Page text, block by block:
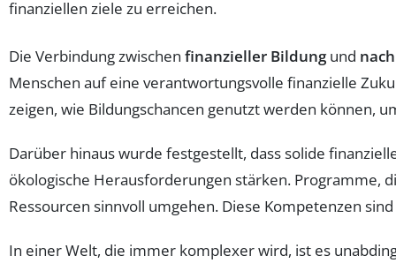
Die Verbindung zwischen finanzieller Bildungund
Menschen auf eine verantwortungsvolle finanzielle
zeigen, wie Bildungschancen genutzt werden können,
Darüber hinaus wurde festgestellt, dass solide
ökologische Herausforderungen stärken. Programme,
Ressourcen sinnvoll umgehen. Diese Kompetenzen
In einer Welt, die immer komplexer wird, ist es